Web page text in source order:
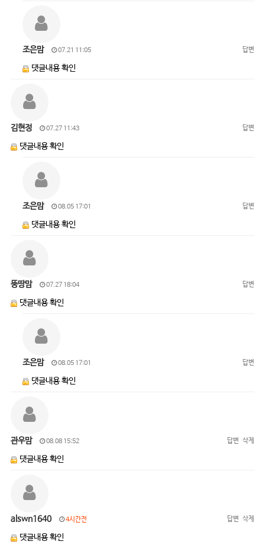
조은맘 07.21 11:05 답변
댓글내용 확인
김현정 07.27 11:43 답변
댓글내용 확인
조은맘 08.05 17:01 답변
댓글내용 확인
뚱땅맘 07.27 18:04 답변
댓글내용 확인
조은맘 08.05 17:01 답변
댓글내용 확인
관우맘 08.08 15:52 답변 삭제
댓글내용 확인
alswn1640 4시간전 답변 삭제
댓글내용 확인